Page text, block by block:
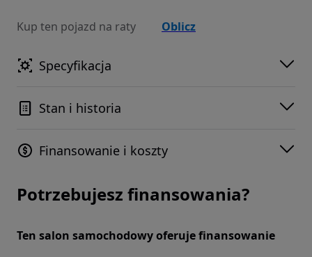
Kup ten pojazd na raty Oblicz
Specyfikacja
Stan i historia
Finansowanie i koszty
Potrzebujesz finansowania?
Ten salon samochodowy oferuje finansowanie